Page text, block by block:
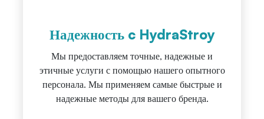
Надежность c HydraStroy
Мы предоставляем точные, надежные и
этичные услуги с помощью нашего опытного
персонала. Мы применяем самые быстрые и
надежные методы для вашего бренда.